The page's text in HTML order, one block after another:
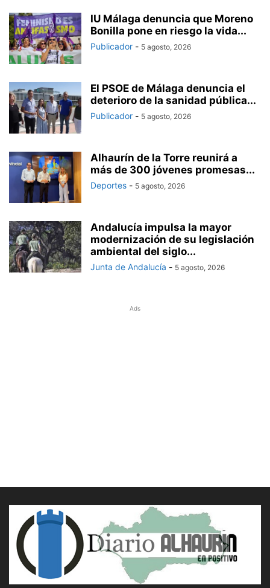
IU Málaga denuncia que Moreno
Bonilla pone en riesgo la vida...
Publicador - 5 agosto, 2026
El PSOE de Málaga denuncia el
deterioro de la sanidad pública...
Publicador - 5 agosto, 2026
Alhaurín de la Torre reunirá a
más de 300 jóvenes promesas...
Deportes - 5 agosto, 2026
Andalucía impulsa la mayor
modernización de su legislación
ambiental del siglo...
Junta de Andalucía - 5 agosto, 2026
Ads